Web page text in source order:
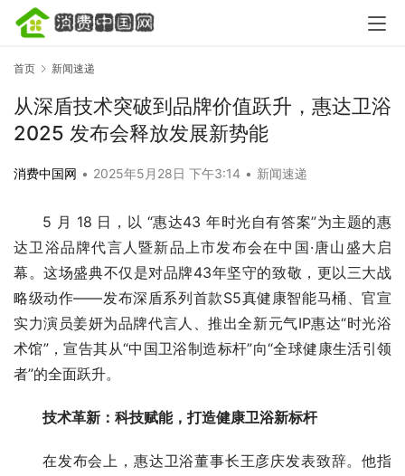
首页 新闻速递
从深盾技术突破到品牌价值跃升，惠达卫浴
2025 发布会释放发展新势能
消费中国网 • 2025年5月28日 下午3:14 • 新闻速递
5 月 18 日，以 “惠达43 年时光自有答案”为主题的惠
达卫浴品牌代言人暨新品上市发布会在中国·唐山盛大启
幕。这场盛典不仅是对品牌43年坚守的致敬，更以三大战
略级动作——发布深盾系列首款S5真健康智能马桶、官宣
实力演员姜妍为品牌代言人、推出全新元气IP惠达“时光浴
术馆”，宣告其从“中国卫浴制造标杆”向“全球健康生活引领
者”的全面跃升。
技术革新：科技赋能，打造健康卫浴新标杆
在发布会上，惠达卫浴董事长王彦庆发表致辞。他指